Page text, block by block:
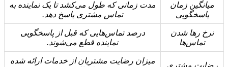
میانگین زمان
پاسخگویی
مدت زمانی که طول می‌کشد تا یک نماینده به
تماس مشتری پاسخ دهد.
نرخ رها شدن
تماس‌ها
درصد تماس‌هایی که قبل از پاسخگویی
نماینده قطع می‌شوند.
رضایت مشتری
میزان رضایت مشتریان از خدمات ارائه شده